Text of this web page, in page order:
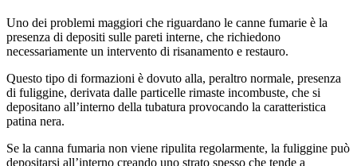
Uno dei problemi maggiori che riguardano le canne fumarie è la
presenza di depositi sulle pareti interne, che richiedono
necessariamente un intervento di risanamento e restauro.
Questo tipo di formazioni è dovuto alla, peraltro normale, presenza
di fuliggine, derivata dalle particelle rimaste incombuste, che si
depositano all’interno della tubatura provocando la caratteristica
patina nera.
Se la canna fumaria non viene ripulita regolarmente, la fuliggine può
depositarsi all’interno creando uno strato spesso che tende a